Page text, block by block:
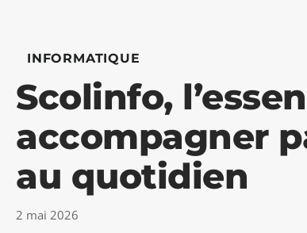
INFORMATIQUE
Scolinfo,
accompagner
au quotidien
2 mai 2026